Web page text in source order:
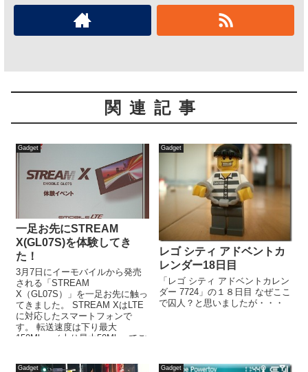
関連記事
Gadget
一足お先にSTREAM
X(GL07S)を体験してき
た！
3月7日にイーモバイルから発売
される「STREAM
X（GL07S）」を一足お先に触っ
てきました。 STREAM XはLTE
に対応したスマートフォンで
す。 転送速度は下り最大
150Mbps／上り最大50Mbpsでご
Gadget
レゴ シティ アドベントカ
レンダー18日目
「レゴ シティ アドベントカレン
ダー 7724」の１８日目 なぜここ
で囚人？と思いましたが・・・
Gadget Gadget